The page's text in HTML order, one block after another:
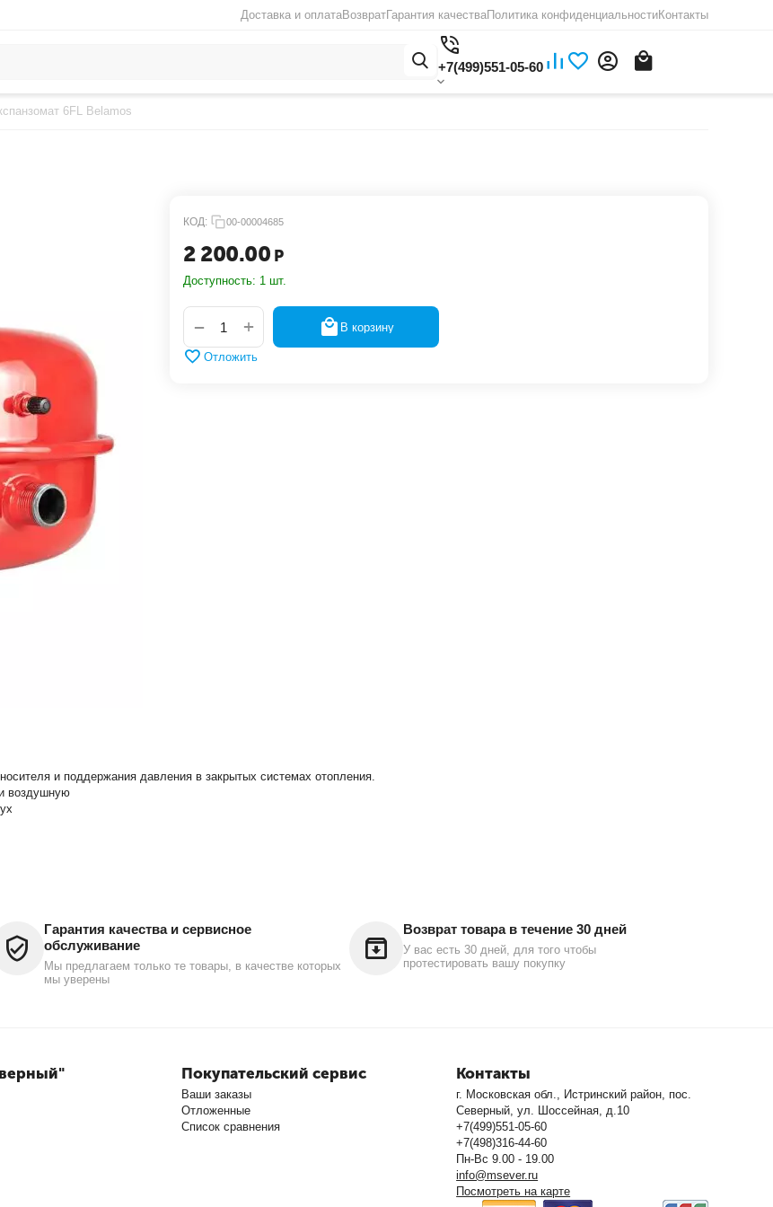
Доставка и оплатаВозвратГарантия качестваПолитика конфиденциальностиКонтакты
+7(499)551-05-60
6FL Belamos
КОД: 00-00004685
2 200.00 Р
Доступность: 1 шт.
+
− В корзину
Отложить
и поддержания давления в закрытых системах отопления.
воздушную
Гарантия качества и сервисное
обслуживание
Мы предлагаем только те товары, в качестве которых
мы уверены
Возврат товара в течение 30 дней
У вас есть 30 дней, для того чтобы
протестировать вашу покупку
Покупательский сервис
Ваши заказы
Отложенные
Список сравнения
Контакты
г. Московская обл., Истринский район, пос.
Северный, ул. Шоссейная, д.10
+7(499)551-05-60
+7(498)316-44-60
Пн-Вс 9.00 - 19.00
info@msever.ru
Посмотреть на карте